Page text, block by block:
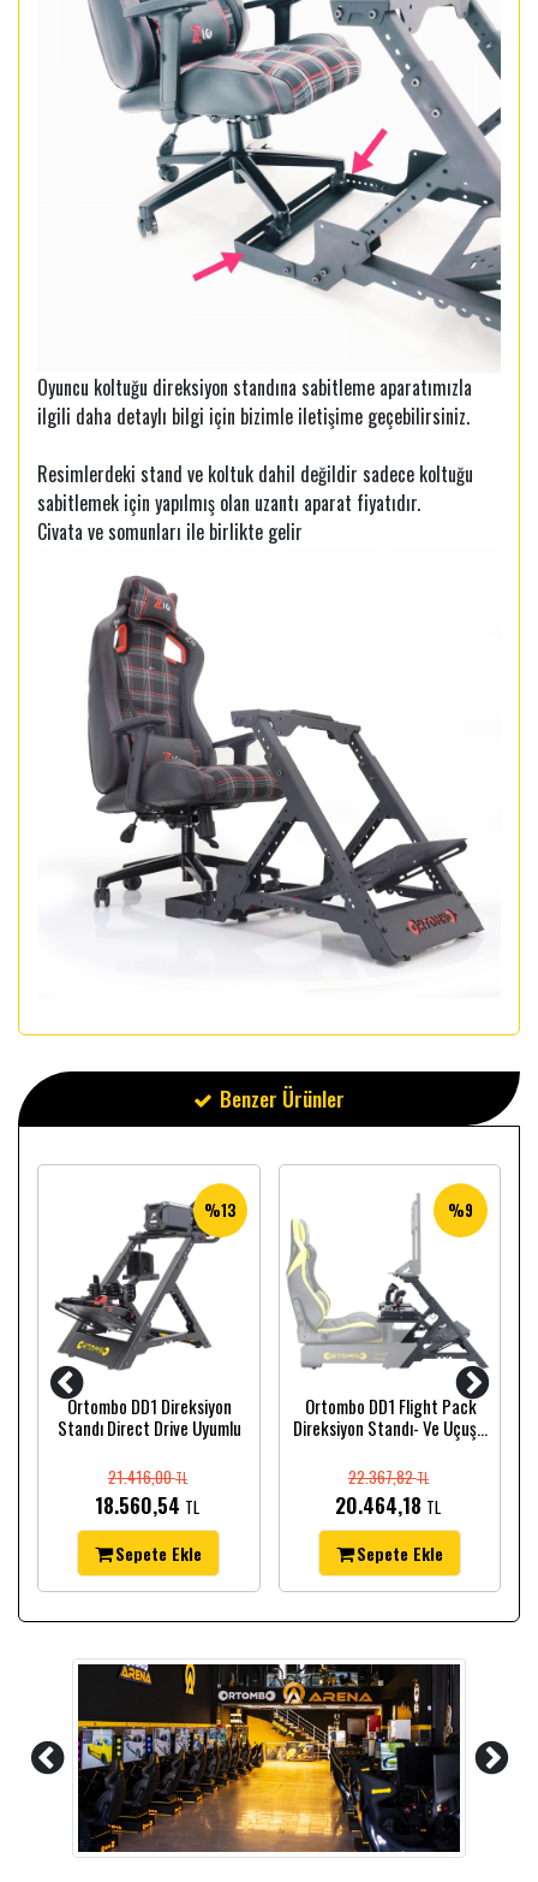
Oyuncu koltuğu direksiyon standına sabitleme aparatımızla
ilgili daha detaylı bilgi için bizimle iletişime geçebilirsiniz.
Resimlerdeki stand ve koltuk dahil değildir sadece koltuğu
sabitlemek için yapılmış olan uzantı aparat fiyatıdır.
Civata ve somunları ile birlikte gelir
Benzer Ürünler
%13
Ortombo DD1 Direksiyon
Standı Direct Drive Uyumlu
21.416,00TL
18.560,54 TL
Sepete Ekle
%9
Ortombo DD1 Flight Pack
Direksiyon Standı- Ve Uçuş...
22.367,82TL
20.464,18 TL
Sepete Ekle